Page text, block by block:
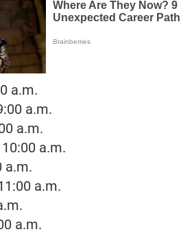
a.m.
a.m.
a.m.
a.m.
a.m.
a.m.
a.m.